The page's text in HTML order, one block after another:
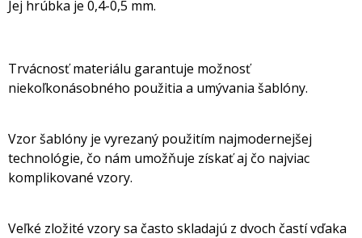
Jej hrúbka je 0,4-0,5 mm.
Trvácnosť materiálu garantuje možnosť
niekoľkonásobného použitia a umývania šablóny.
Vzor šablóny je vyrezaný použitím najmodernejšej
technológie, čo nám umožňuje získať aj čo najviac
komplikované vzory.
Veľké zložité vzory sa často skladajú z dvoch častí vďaka